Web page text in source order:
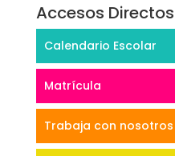
Accesos Directos
Calendario Escolar
Matrícula
Trabaja con nosotros